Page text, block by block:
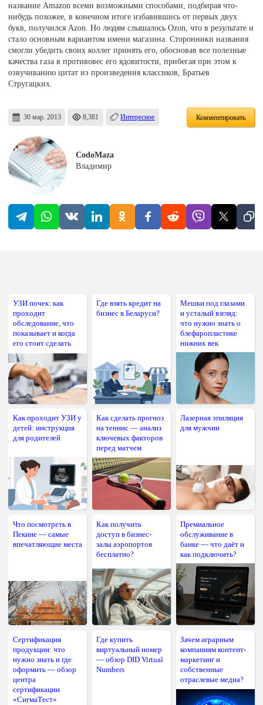
название Amazon всеми возможными способами, подбирая что-
нибудь похожее, в конечном итоге избавившись от первых двух
букв, получился Azon. Но людям слышалось Ozon, что в результате и
стало основным вариантом имени магазина. Сторонники названия
смогли убедить своих коллег принять его, обосновав все полезные
качества газа в противовес его ядовитости, прибегая при этом к
озвучиванию цитат из произведения классиков, Братьев
Стругацких.
30 мар. 2013 8,381 Интересное Комментировать
CodoMaza
Владимир
УЗИ почек: как
проходит
обследование, что
показывает и когда
его стоит сделать
Где взять кредит на
бизнес в Беларуси?
Мешки под глазами
и усталый взгляд:
что нужно знать о
блефаропластике
нижних век
Как проходит УЗИ у
детей: инструкция
для родителей
Как сделать прогноз
на теннис — анализ
ключевых факторов
перед матчем
Лазерная эпиляция
для мужчин
Что посмотреть в
Пекине — самые
впечатляющие места
Как получить
доступ в бизнес-
залы аэропортов
бесплатно?
Премиальное
обслуживание в
банке — что даёт и
как подключить?
Сертификация
продукции: что
нужно знать и где
оформить — обзор
центра
сертификации
«СигмаТест»
Где купить
виртуальный номер
— обзор DID Virtual
Numbers
Зачем аграрным
компаниям контент-
маркетинг и
собственные
отраслевые медиа?